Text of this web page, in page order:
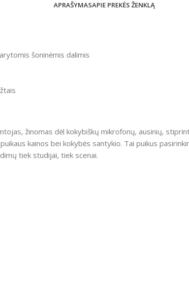
APRAŠYMASAPIE PREKĖS ŽENKLĄ
šoninėmis dalimis
žinomas dėl kokybiškų mikrofonų, ausinių,
kainos bei kokybės santykio. Tai puikus
tiek studijai, tiek scenai.